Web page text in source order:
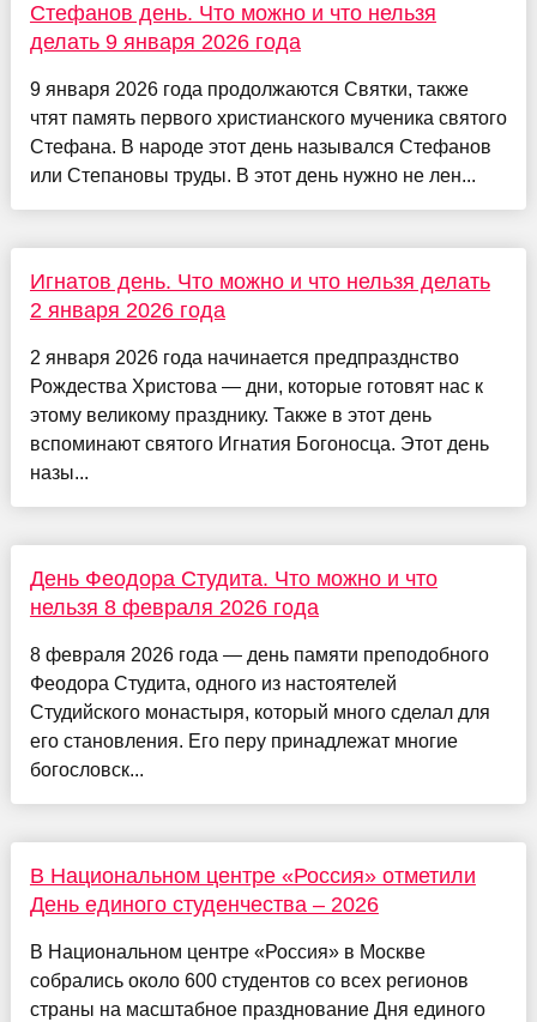
Стефанов день. Что можно и что нельзя
делать 9 января 2026 года
9 января 2026 года продолжаются Святки, также
чтят память первого христианского мученика святого
Стефана. В народе этот день назывался Стефанов
или Степановы труды. В этот день нужно не лен...
Игнатов день. Что можно и что нельзя делать
2 января 2026 года
2 января 2026 года начинается предпразднство
Рождества Христова — дни, которые готовят нас к
этому великому празднику. Также в этот день
вспоминают святого Игнатия Богоносца. Этот день
назы...
День Феодора Студита. Что можно и что
нельзя 8 февраля 2026 года
8 февраля 2026 года — день памяти преподобного
Феодора Студита, одного из настоятелей
Студийского монастыря, который много сделал для
его становления. Его перу принадлежат многие
богословск...
В Национальном центре «Россия» отметили
День единого студенчества – 2026
В Национальном центре «Россия» в Москве
собрались около 600 студентов со всех регионов
страны на масштабное празднование Дня единого